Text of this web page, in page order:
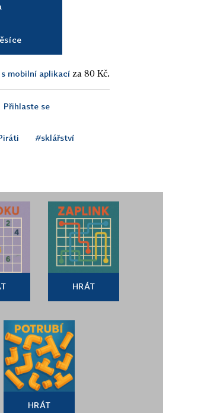
mobilní aplikací za 80 Kč.
Přihlaste se
#sklářství
HRÁT
HRÁT